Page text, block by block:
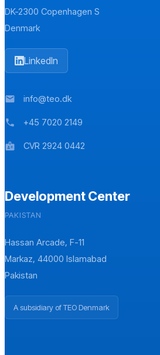
DK-2300 Copenhagen S
Denmark
LinkedIn
mail info@teo.dk
phone +45 7020 2149
badge CVR 2924 0442
Development Center
PAKISTAN
Hassan Arcade, F-11
Markaz, 44000 Islamabad
Pakistan
A subsidiary of TEO Denmark